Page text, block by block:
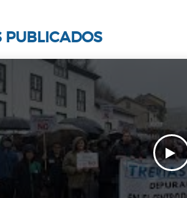
Cara a
Proyecto
PUBLICADOS